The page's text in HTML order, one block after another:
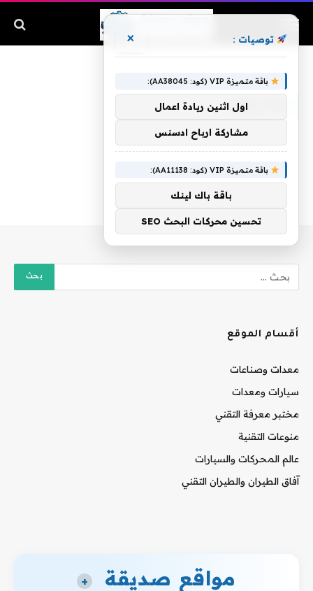
والأسواق
أقسام الموقع
معدات وصناعات
سيارات ومعدات
مختبر معرفة التقني
منوعات التقنية
عالم المحركات والسيارات
آفاق الطيران والطيران التقني
مواقع صديقة +
توصيات : ×
باقة متميزة VIP (كود: AA38045):
اول اثنين ريادة اعمال
مشاركة ارباح ادسنس
باقة متميزة VIP (كود: AA11138):
باقة باك لينك
تحسين محركات البحث SEO